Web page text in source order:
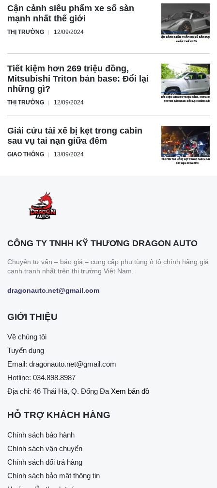
Cận cảnh siêu phẩm xe số sàn
mạnh nhất thế giới
THỊ TRƯỜNG 12/09/2024
Tiết kiệm hơn 269 triệu đồng,
Mitsubishi Triton bản base: Đổi lại
những gì?
THỊ TRƯỜNG 12/09/2024
Giải cứu tài xế bị kẹt trong cabin
sau vụ tai nạn giữa đêm
GIAO THÔNG 13/09/2024
CÔNG TY TNHH KỸ THƯƠNG DRAGON AUTO
Chuyên tư vấn – báo giá – cung cấp phụ tùng ô tô chính hãng giá
cạnh tranh nhất trên thị trường Việt Nam.
dragonauto.net@gmail.com
GIỚI THIỆU
Về chúng tôi
Tuyển dụng
Email: dragonauto.net@gmail.com
Hotline: 034.898.8987
Địa chỉ: 46 Thái Hà, Q. Đống Đa Xem bản đồ
HỖ TRỢ KHÁCH HÀNG
Chính sách bảo hành
Chính sách vận chuyển
Chính sách đổi trả hàng
Chính sách bảo mật thông tin